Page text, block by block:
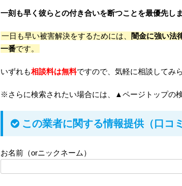
一刻も早く彼らとの付き合いを断つことを最優先しま
一日も早い被害解決をするためには、
闇金に強い法
一番です。
いずれも相談料は無料ですので、気軽に相談してみ
※さらに検索されたい場合には、▲ページトップの
この業者に関する情報提供（口コ
お名前（orニックネーム）